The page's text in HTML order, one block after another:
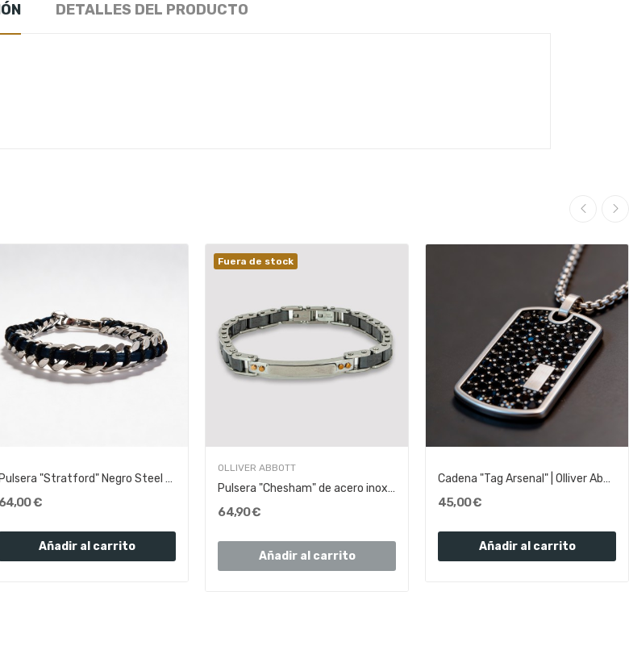
DETALLES DEL PRODUCTO
Pulsera "Stratford" Negro Steel Vegan leather...
64,00 €
Añadir al carrito
Fuera de stock
OLLIVER ABBOTT
Pulsera "Chesham" de acero inoxidable y...
64,90 €
Añadir al carrito
Cadena "Tag Arsenal" | Olliver Abbott
45,00 €
Añadir al carrito